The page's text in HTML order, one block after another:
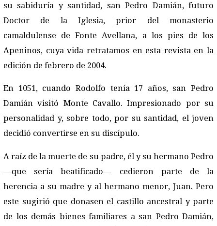
su sabiduría y santidad, san Pedro Damián, futuro
Doctor de la Iglesia, prior del monasterio
camaldulense de Fonte Avellana, a los pies de los
Apeninos, cuya vida retratamos en esta revista en la
edición de febrero de 2004.
En 1051, cuando Rodolfo tenía 17 años, san Pedro
Damián visitó Monte Cavallo. Impresionado por su
personalidad y, sobre todo, por su santidad, el joven
decidió convertirse en su discípulo.
A raíz de la muerte de su padre, él y su hermano Pedro
—que sería beatificado— cedieron parte de la
herencia a su madre y al hermano menor, Juan. Pero
este sugirió que donasen el castillo ancestral y parte
de los demás bienes familiares a san Pedro Damián,